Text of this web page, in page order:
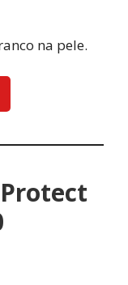
na pele.